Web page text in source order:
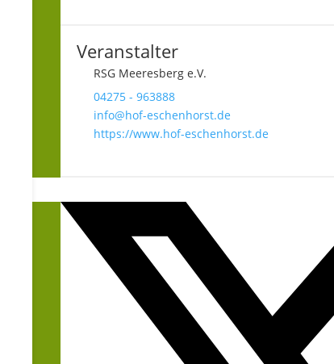
Veranstalter
RSG Meeresberg e.V.
04275 - 963888
info@hof-eschenhorst.de
https://www.hof-eschenhorst.de